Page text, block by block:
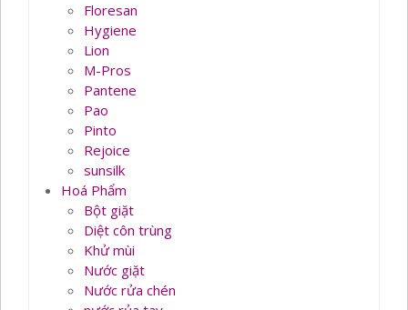
Floresan
Hygiene
Lion
M-Pros
Pantene
Pao
Pinto
Rejoice
sunsilk
Hoá Phẩm
Bột giặt
Diệt côn trùng
Khử mùi
Nước giặt
Nước rửa chén